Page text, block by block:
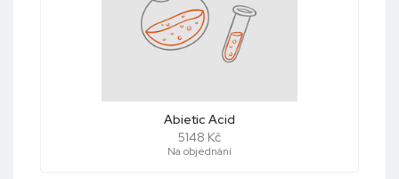
Abietic Acid
5148 Kč
Na objednání